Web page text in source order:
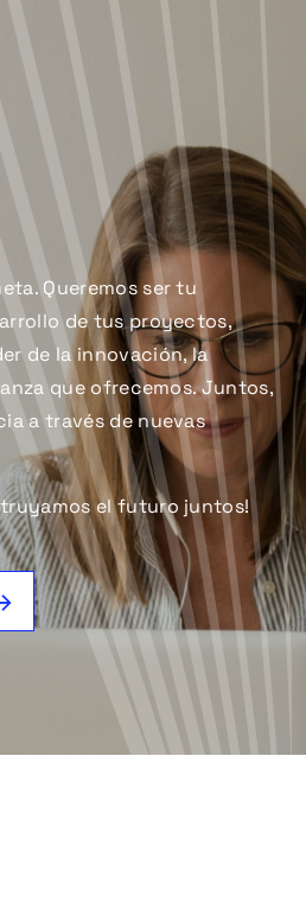
Queremos ser tu
de tus proyectos,
de la innovación, la
que ofrecemos. Juntos,
a través de nuevas
el futuro juntos!